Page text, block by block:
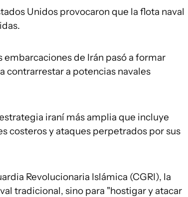
Unidos provocaron que la flota naval
de Irán pasó a formar
contrarrestar a potencias navales
iraní más amplia que incluye
costeros y ataques perpetrados por sus
Revolucionaria Islámica (CGRI), la
tradicional, sino para "hostigar y atacar